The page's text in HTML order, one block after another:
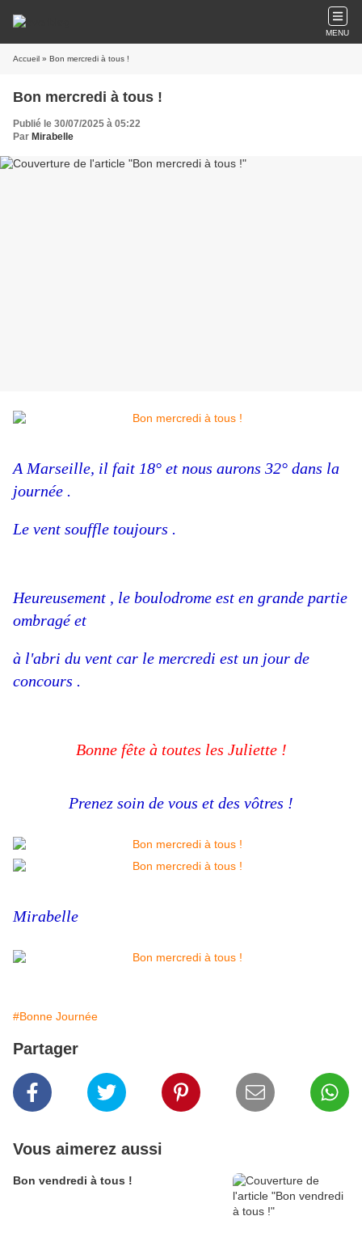
MENU
Accueil » Bon mercredi à tous !
Bon mercredi à tous !
Publié le 30/07/2025 à 05:22
Par Mirabelle
A Marseille, il fait 18° et nous aurons 32° dans la
journée .
Le vent souffle toujours .
Heureusement , le boulodrome est en grande partie
ombragé et
à l'abri du vent car le mercredi est un jour de
concours .
Bonne fête à toutes les Juliette !
Prenez soin de vous et des vôtres !
Mirabelle
#Bonne Journée
Partager
Vous aimerez aussi
Bon vendredi à tous !